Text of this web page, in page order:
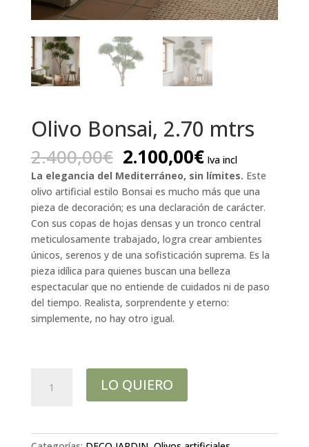
Olivo Bonsai, 2.70 mtrs
2.400,00€ El
precio
original
era:
2.400,00€.
2.100,00€El
precio
actual
es:
2.100,00€.
Iva incl
La elegancia del Mediterráneo, sin límites. Este
olivo artificial estilo Bonsai es mucho más que una
pieza de decoración; es una declaración de carácter.
Con sus copas de hojas densas y un tronco central
meticulosamente trabajado, logra crear ambientes
únicos, serenos y de una sofisticación suprema. Es la
pieza idílica para quienes buscan una belleza
espectacular que no entiende de cuidados ni de paso
del tiempo. Realista, sorprendente y eterno:
simplemente, no hay otro igual.
Bonsai,
LO QUIERO